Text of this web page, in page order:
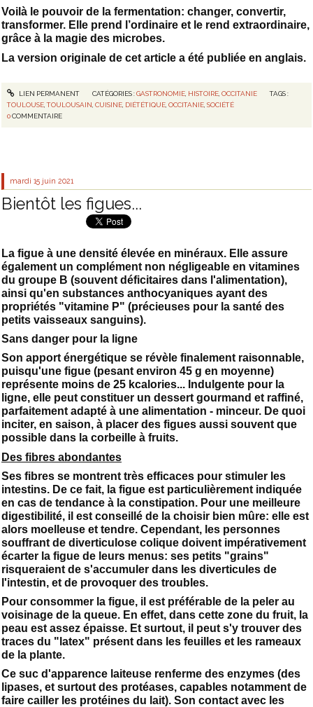
Voilà le pouvoir de la fermentation: changer, convertir,
transformer. Elle prend l’ordinaire et le rend extraordinaire,
grâce à la magie des microbes.
La version originale de cet article a été publiée en anglais.
LIEN PERMANENT CATÉGORIES :GASTRONOMIE, HISTOIRE, OCCITANIE
TAGS :
TOULOUSE ,TOULOUSAIN ,CUISINE DIÉTÉTIQUE ,OCCITANIE ,SOCIÉTÉ
0COMMENTAIRE
mardi 15 juin 2021
Bientôt les figues...
La figue à une densité élevée en minéraux. Elle assure
également un complément non négligeable en vitamines
du groupe B (souvent déficitaires dans l'alimentation),
ainsi qu'en substances anthocya­niques ayant des
propriétés "vitamine P" (précieuses pour la santé des
petits vaisseaux sanguins).
Sans danger pour la ligne
Son apport énergétique se révèle finalement raisonnable,
puisqu'une figue (pesant environ 45 g en moyenne)
représente moins de 25 kcalories... Indulgente pour la
ligne, elle peut constituer un dessert gourmand et raffiné,
parfaitement adapté à une alimentation - minceur. De quoi
inciter, en saison, à placer des figues aussi souvent que
possible dans la corbeille à fruits.
Des fibres abondantes
Ses fibres se montrent très efficaces pour stimuler les
intestins. De ce fait, la figue est particulièrement indiquée
en cas de tendance à la constipation. Pour une meilleure
digestibilité, il est conseillé de la choisir bien mûre: elle est
alors moelleuse et tendre. Cependant, les personnes
souffrant de diverticulose colique doivent impérativement
écarter la figue de leurs menus: ses petits "grains"
risqueraient de s'accumuler dans les diverticules de
l'intestin, et de provoquer des troubles.
Pour consommer la figue, il est préférable de la peler au
voisinage de la queue. En effet, dans cette zone du fruit, la
peau est assez épaisse. Et surtout, il peut s'y trouver des
traces du "latex" présent dans les feuilles et les rameaux
de la plante.
Ce suc d'apparence laiteuse renferme des enzymes (des
lipases, et surtout des protéases, capables notamment de
faire cailler les protéines du lait). Son contact avec les